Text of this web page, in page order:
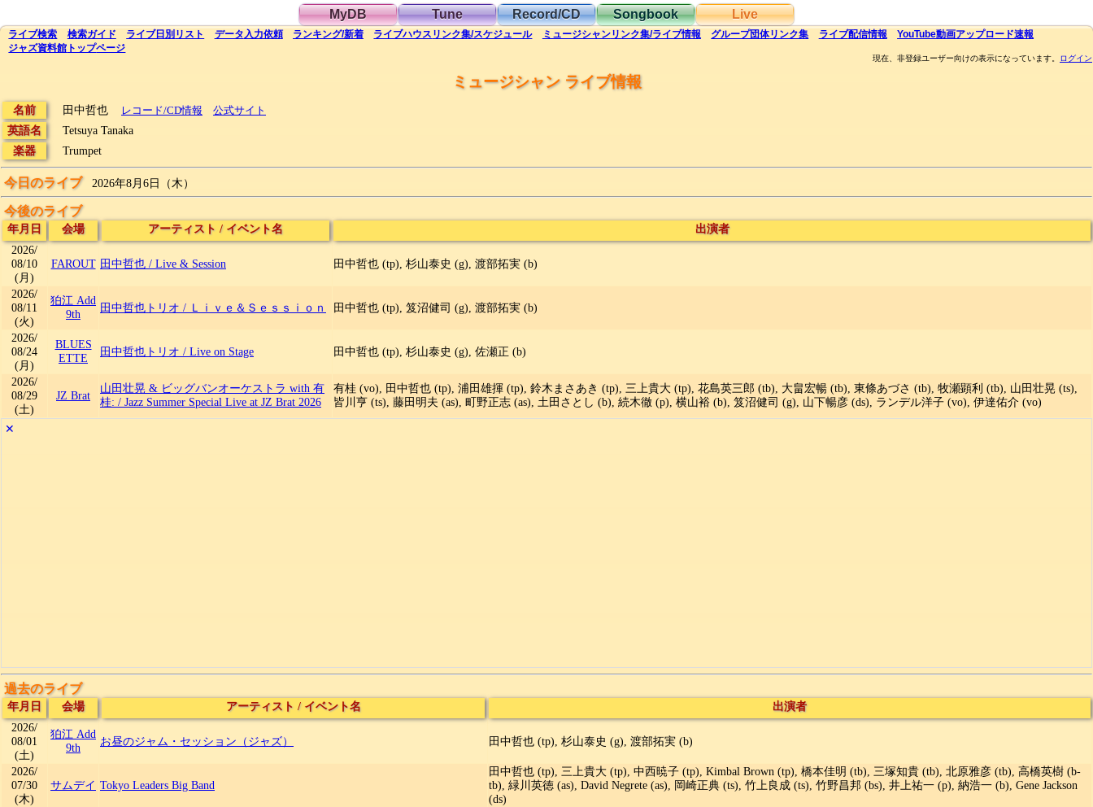
MyDB Tune Record/CD Songbook Live
ライブ検索 検索ガイド ライブ日別 リスト データ入力依頼 ランキング/新着 ライブハウス リンク集/スケジュール ミュージシャンリンク集/ライブ情報 グループ団体リンク集 ライブ配信情報 YouTube動画アップロード速報
ジャズ資料館 トップページ
現在、非登録ユーザー向けの表示になっています。 ログイン
ミュージシャン ライブ情報
名前 田中哲也 レコード/CD情報 公式サイト
英語名
Tetsuya Tanaka
楽器
Trumpet
今日のライブ 2026年8月6日（木）
今後のライブ
年月日 会場 アーティスト / イベント名
出演者
2026/
08/10
(月)
FAROUT 田中哲也 / Live & Session 田中哲也 (tp), 杉山泰史 (g), 渡部拓実 (b)
2026/
08/11
(火)
狛江 Add
9th
田中哲也トリオ / Ｌｉｖｅ＆Ｓｅｓｓｉｏｎ 田中哲也 (tp), 笈沼健司 (g), 渡部拓実 (b)
2026/
08/24
(月)
BLUES
ETTE
田中哲也トリオ / Live on Stage 田中哲也 (tp), 杉山泰史 (g), 佐瀬正 (b)
2026/
08/29
(土)
JZ Brat
山田壮晃 & ビッグバンオーケストラ with 有
桂: / Jazz Summer Special Live at JZ Brat 2026
有桂 (vo), 田中哲也 (tp), 浦田雄揮 (tp), 鈴木まさあき (tp), 三上貴大 (tp), 花島英三郎 (tb), 大畠宏暢 (tb), 東條あづさ (tb), 牧瀬顕利 (tb), 山田壮晃 (ts),
皆川亨 (ts), 藤田明夫 (as), 町野正志 (as), 土田さとし (b), 続木徹 (p), 横山裕 (b), 笈沼健司 (g), 山下暢彦 (ds), ランデル洋子 (vo), 伊達佑介 (vo)
✕
過去のライブ
年月日 会場 アーティスト / イベント名
出演者
2026/
08/01
(土)
狛江 Add
9th
お昼のジャム・セッション（ジャズ） 田中哲也 (tp), 杉山泰史 (g), 渡部拓実 (b)
2026/
07/30
(木)
サムデイ Tokyo Leaders Big Band
田中哲也 (tp), 三上貴大 (tp), 中西暁子 (tp), Kimbal Brown (tp), 橋本佳明 (tb), 三塚知貴 (tb), 北原雅彦 (tb), 高橋英樹 (b-
tb), 緑川英徳 (as), David Negrete (as), 岡崎正典 (ts), 竹上良成 (ts), 竹野昌邦 (bs), 井上祐一 (p), 納浩一 (b), Gene Jackson
(ds)